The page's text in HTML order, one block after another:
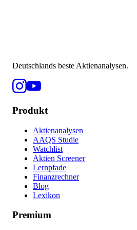
Deutschlands beste Aktienanalysen.
Produkt
Aktienanalysen
AAQS Studie
Watchlist
Aktien Screener
Lernpfade
Finanzrechner
Blog
Lexikon
Premium